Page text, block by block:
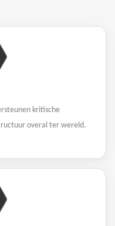
kritische
overal ter wereld.